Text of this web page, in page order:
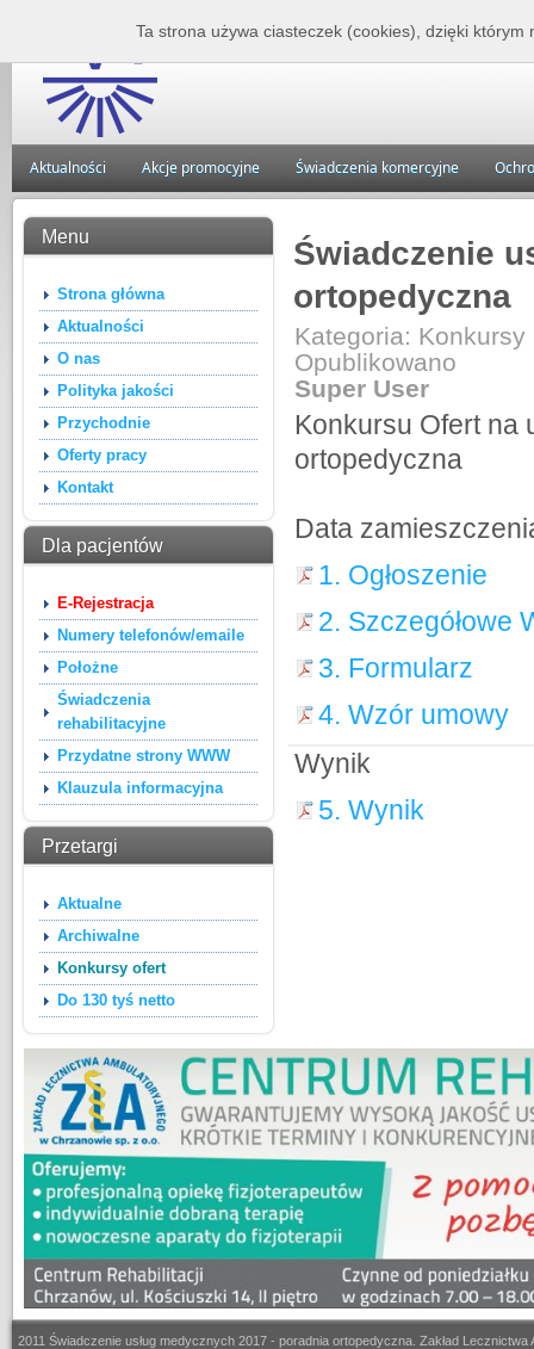
Zakład
Aktualności Akcje promocyjne Świadczenia komercyjne
Menu
Strona główna
Aktualności
O nas
Polityka jakości
Przychodnie
Oferty pracy
Kontakt
Dla pacjentów
E-Rejestracja
Numery telefonów/emaile
Położne
Świadczenia
rehabilitacyjne
Przydatne strony WWW
Klauzula informacyjna
Przetargi
Aktualne
Archiwalne
Konkursy ofert
Do 130 tyś netto
Świadczenie
ortopedyczna
Kategoria: Konkursy
Opublikowano
Super User
Konkursu Ofert na
ortopedyczna
Data
1. Ogłoszenie
2. Szczegółowe
3. Formularz
4. Wzór umowy
Wynik
5. Wynik
2011 Świadczenie usług medycznych 2017 - poradnia ortopedyczna. Zakład
Ta strona używa ciasteczek (cookies), dzięki którym